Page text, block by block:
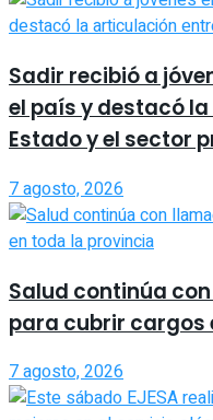
Sadir recibió a
el país y destacó
Estado y el sector
7 agosto, 2026
Salud continúa
para cubrir cargos
7 agosto, 2026